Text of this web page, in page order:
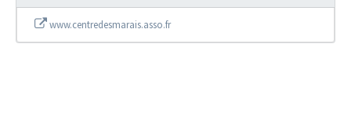
www.centredesmarais.asso.fr